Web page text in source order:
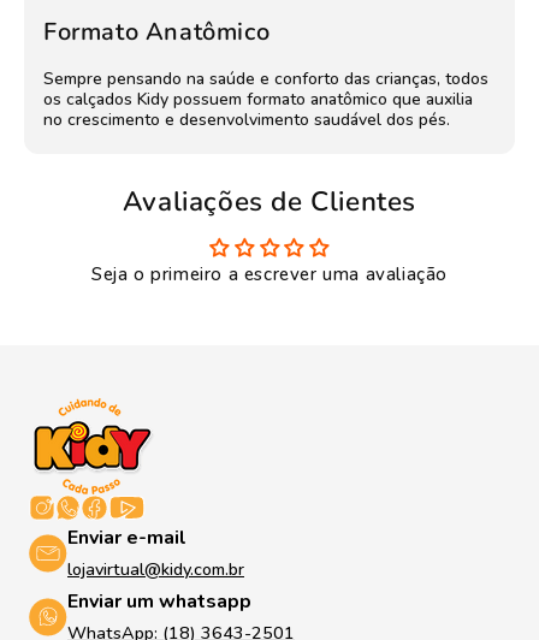
Formato Anatômico
Sempre pensando na saúde e conforto das crianças, todos
os calçados Kidy possuem formato anatômico que auxilia
no crescimento e desenvolvimento saudável dos pés.
Avaliações de Clientes
Seja o primeiro a escrever uma avaliação
Enviar e-mail
lojavirtual@kidy.com.br
Enviar um whatsapp
WhatsApp: (18) 3643-2501